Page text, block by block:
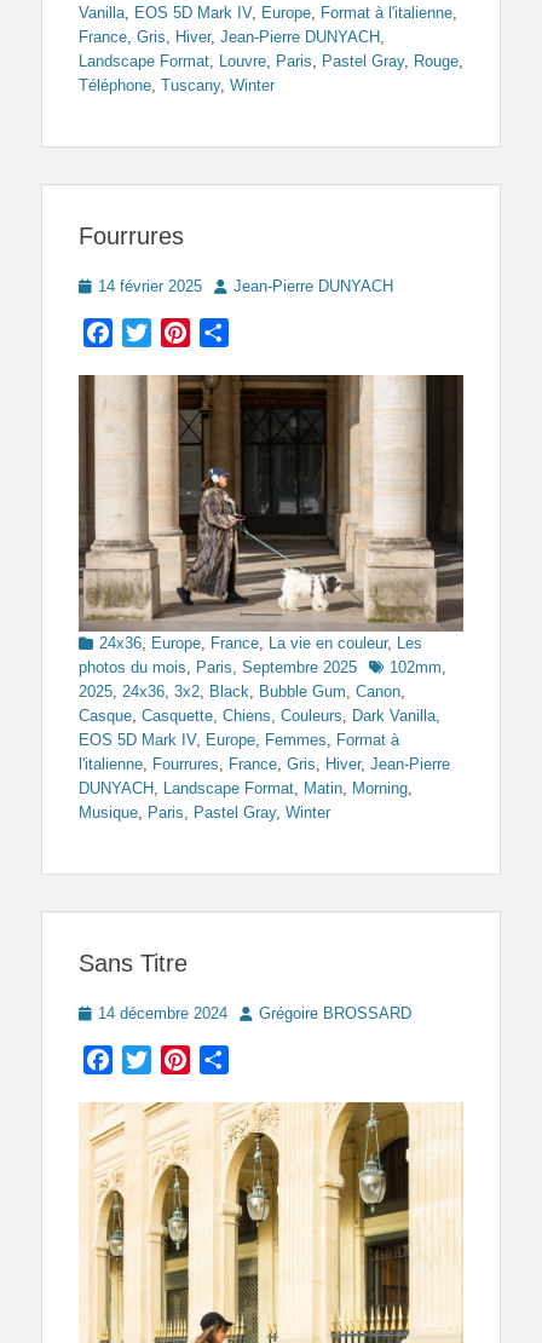
Vanilla, EOS 5D Mark IV, Europe, Format à l'italienne,
France, Gris, Hiver, Jean-Pierre DUNYACH ,
Landscape Format, Louvre, Paris, Pastel Gray, Rouge,
Téléphone, Tuscany, Winter
Fourrures
Posted
14 février 2025 Author
Jean-Pierre DUNYACH
Facebook
TwitterPinterest
Categories
24x36, Europe, France, La vie en couleur, Les
photos du mois, Paris, Septembre 2025 Tags102mm,
2025, 24x36, 3x2, Black, Bubble Gum, Canon,
Casque, Casquette, Chiens, Couleurs, Dark Vanilla,
EOS 5D Mark IV, Europe, Femmes, Format à
l'italienne, Fourrures, France, Gris, Hiver, Jean-Pierre
DUNYACH , Landscape Format, Matin, Morning,
Musique, Paris, Pastel Gray, Winter
Sans Titre
Posted
14 décembre 2024 Author
Grégoire BROSSARD
Facebook
TwitterPinterest